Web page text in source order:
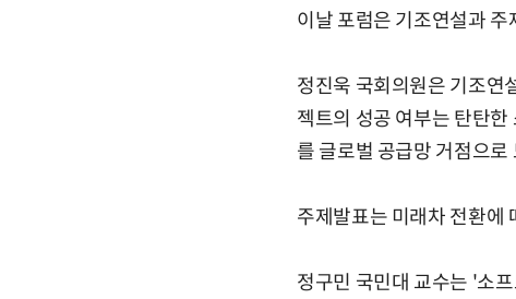
이날 포럼은 기조연설과
정진욱 국회의원은 기조연
젝트의 성공 여부는 탄탄
를 글로벌 공급망 거점으로
주제발표는 미래차 전환에
정구민 국민대 교수는 '소